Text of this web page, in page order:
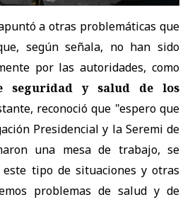
a otras problemáticas que
según señala, no han sido
por las autoridades, como
seguridad y salud de los
reconoció que "espero que
Presidencial y la Seremi de
una mesa de trabajo, se
tipo de situaciones y otras
problemas de salud y de